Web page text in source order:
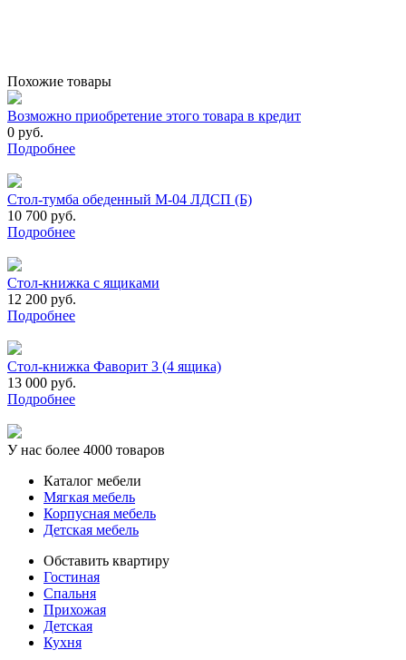
Похожие товары
Возможно приобретение этого товара в кредит
0 руб.
Подробнее
Стол-тумба обеденный М-04 ЛДСП (Б)
10 700 руб.
Подробнее
Стол-книжка с ящиками
12 200 руб.
Подробнее
Стол-книжка Фаворит 3 (4 ящика)
13 000 руб.
Подробнее
У нас более 4000 товаров
Каталог мебели
Мягкая мебель
Корпусная мебель
Детская мебель
Обставить квартиру
Гостиная
Спальня
Прихожая
Детская
Кухня